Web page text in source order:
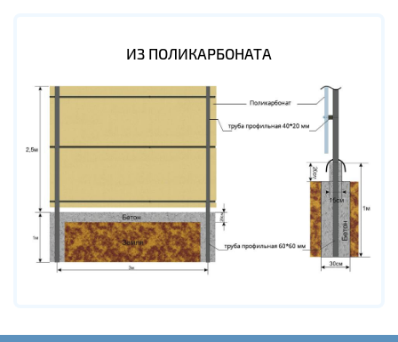
ИЗ ПОЛИКАРБОНАТА